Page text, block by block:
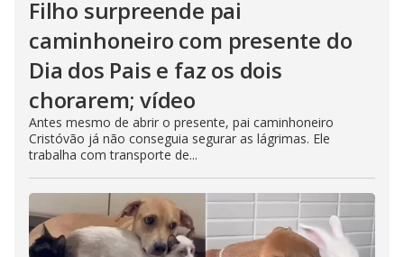
Filho surpreende pai
caminhoneiro com presente do
Dia dos Pais e faz os dois
chorarem; vídeo
Antes mesmo de abrir o presente, pai caminhoneiro
Cristóvão já não conseguia segurar as lágrimas. Ele
trabalha com transporte de...